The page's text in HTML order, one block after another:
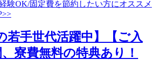
若手世代活躍中】【ご入
寮費無料の特典あり！